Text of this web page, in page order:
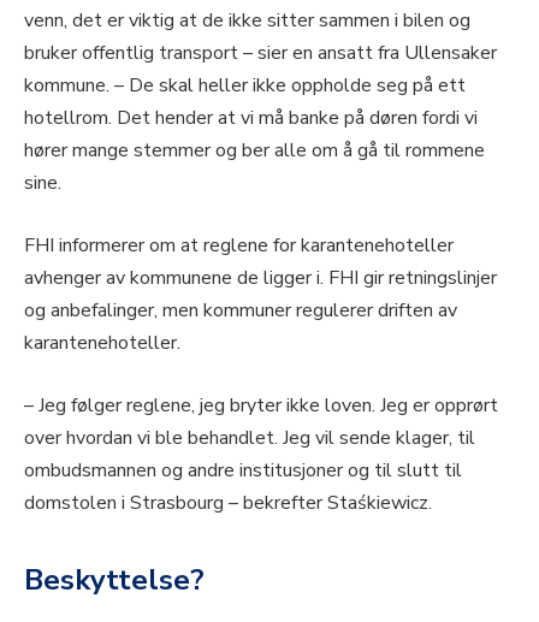
venn, det er viktig at de ikke sitter sammen i bilen og
bruker offentlig transport – sier en ansatt fra Ullensaker
kommune. – De skal heller ikke oppholde seg på ett
hotellrom. Det hender at vi må banke på døren fordi vi
hører mange stemmer og ber alle om å gå til rommene
sine.
FHI informerer om at reglene for karantenehoteller
avhenger av kommunene de ligger i. FHI gir retningslinjer
og anbefalinger, men kommuner regulerer driften av
karantenehoteller.
– Jeg følger reglene, jeg bryter ikke loven. Jeg er opprørt
over hvordan vi ble behandlet. Jeg vil sende klager, til
ombudsmannen og andre institusjoner og til slutt til
domstolen i Strasbourg – bekrefter Staśkiewicz.
Beskyttelse?